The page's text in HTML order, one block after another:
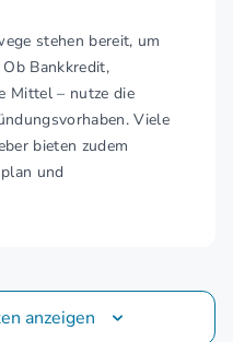
stehen bereit, um
Bankkredit,
Mittel – nutze die
Viele
bieten zudem
und
anzeigen